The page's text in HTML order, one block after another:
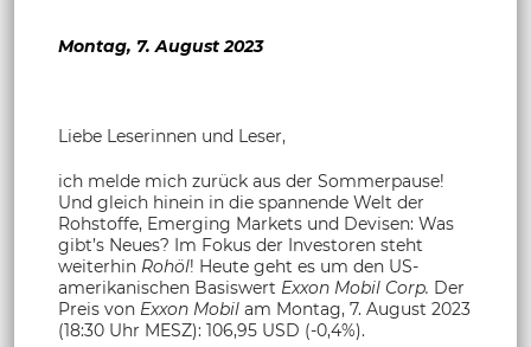
Montag, 7. August 2023
Liebe Leserinnen und Leser,
ich melde mich zurück aus der Sommerpause!
Und gleich hinein in die spannende Welt der
Rohstoffe, Emerging Markets und Devisen: Was
gibt’s Neues? Im Fokus der Investoren steht
weiterhin Rohöl! Heute geht es um den US-
amerikanischen Basiswert Exxon Mobil Corp. Der
Preis von Exxon Mobil am Montag, 7. August 2023
(18:30 Uhr MESZ): 106,95 USD (-0,4%).